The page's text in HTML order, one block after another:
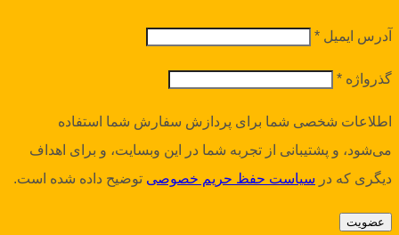
آدرس ایمیل *
گذرواژه *
اطلاعات شخصی شما برای پردازش سفارش شما استفاده
می‌شود، و پشتیبانی از تجربه شما در این وبسایت، و برای اهداف
دیگری که در سیاست حفظ حریم خصوصی توضیح داده شده است.
عضویت